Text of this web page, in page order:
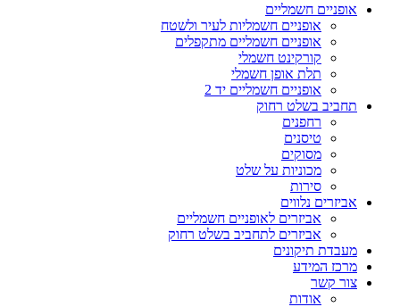
אופניים חשמליים
אופניים חשמליות לעיר ולשטח
אופניים חשמליים מתקפלים
קורקינט חשמלי
תלת אופן חשמלי
אופניים חשמליים יד 2
תחביב בשלט רחוק
רחפנים
טיסנים
מסוקים
מכוניות על שלט
סירות
אביזרים נלווים
אביזרים לאופניים חשמליים
אביזרים לתחביב בשלט רחוק
מעבדת תיקונים
מרכז המידע
צור קשר
אודות